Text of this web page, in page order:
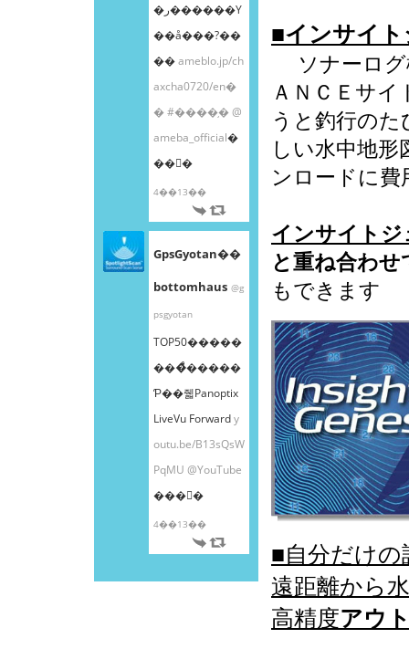
�ر������Υ
��å���?��
��ameblo.jp/ch
axcha0720/en�
�#����֥�@
ameba_official�
��󤫤�
4��13��
GpsGyotan��
bottomhaus @g
psgyotan
TOP50�����
���ͤ�����
Ƥ��줿Panoptix
LiveVu Forwardy
outu.be/B13sQsW
PqMU @YouTube
���󤫤�
4��13��
■インサイ
ソナーログ
ＡＮＣＥサ
うと釣行の
しい水中地
ンロードに
インサイト
と重ね合わせ
もできます
■自分だけ
遠距離から
高精度アウ